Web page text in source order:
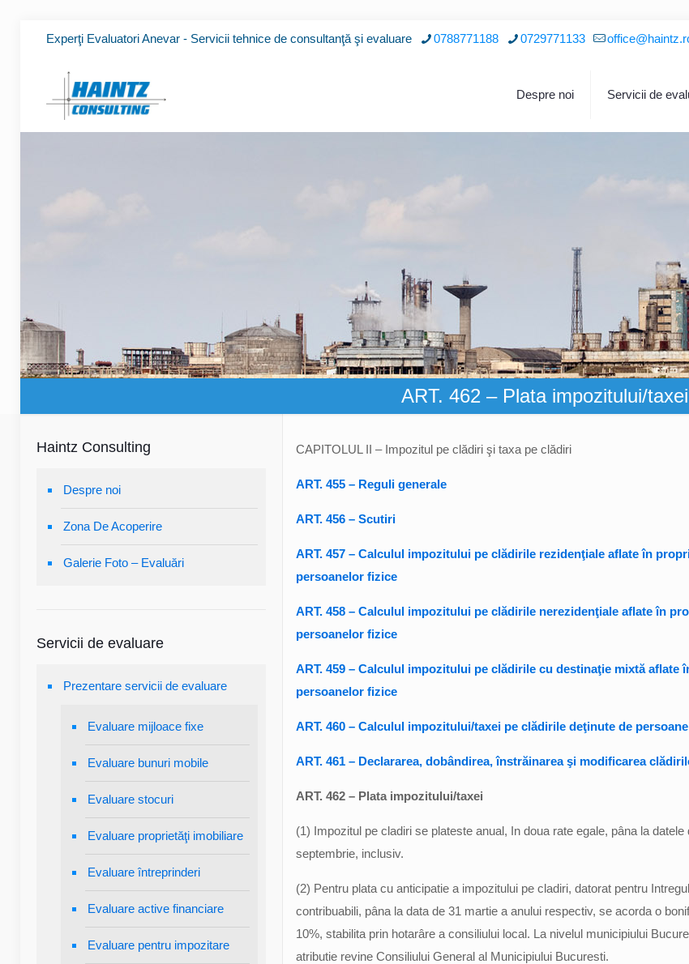
Experţi Evaluatori Anevar - Servicii tehnice de consultanţă şi evaluare 0788771188 0729771133
Despre noi Servicii de
ART. 462 – Plata impozitului/taxei
CAPITOLUL II – Impozitul pe clădiri şi taxa pe clădiri
ART. 455 – Reguli generale
ART. 456 – Scutiri
ART. 457 – Calculul impozitului pe clădirile rezidenţiale aflate în
persoanelor fizice
ART. 458 – Calculul impozitului pe clădirile nerezidenţiale aflate în
persoanelor fizice
ART. 459 – Calculul impozitului pe clădirile cu destinaţie mixtă aflate
persoanelor fizice
ART. 460 – Calculul impozitului/taxei pe clădirile deţinute de
ART. 461 – Declararea, dobândirea, înstrăinarea şi modificarea
ART. 462 – Plata impozitului/taxei
(1) Impozitul pe cladiri se plateste anual, In doua rate egale, pâna la
septembrie, inclusiv.
(2) Pentru plata cu anticipatie a impozitului pe cladiri, datorat pentru
contribuabili, pâna la data de 31 martie a anului respectiv, se acorda o
10%, stabilita prin hotarâre a consiliului local. La nivelul municipiului
atributie revine Consiliului General al Municipiului Bucuresti.
Haintz Consulting
Despre noi
Zona De Acoperire
Galerie Foto – Evaluări
Servicii de evaluare
Prezentare servicii de evaluare
Evaluare mijloace fixe
Evaluare bunuri mobile
Evaluare stocuri
Evaluare proprietăţi imobiliare
Evaluare întreprinderi
Evaluare active financiare
Evaluare pentru impozitare